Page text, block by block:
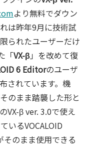
より無料でダウン
は昨年9月に技術試
られたユーザーだけ
「VX-β」を改めて復
6 Editorのユーザ
されています。機
のまま踏襲した形と
VX-β ver. 3.0で使え
いるVOCALOID
そのまま使用できる